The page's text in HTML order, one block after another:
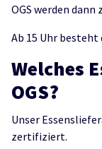
OGS werden
Ab 15 Uhr
Welches
OGS?
Unser
zertifiziert.